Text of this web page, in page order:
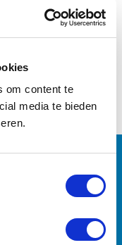
om content te
media te bieden